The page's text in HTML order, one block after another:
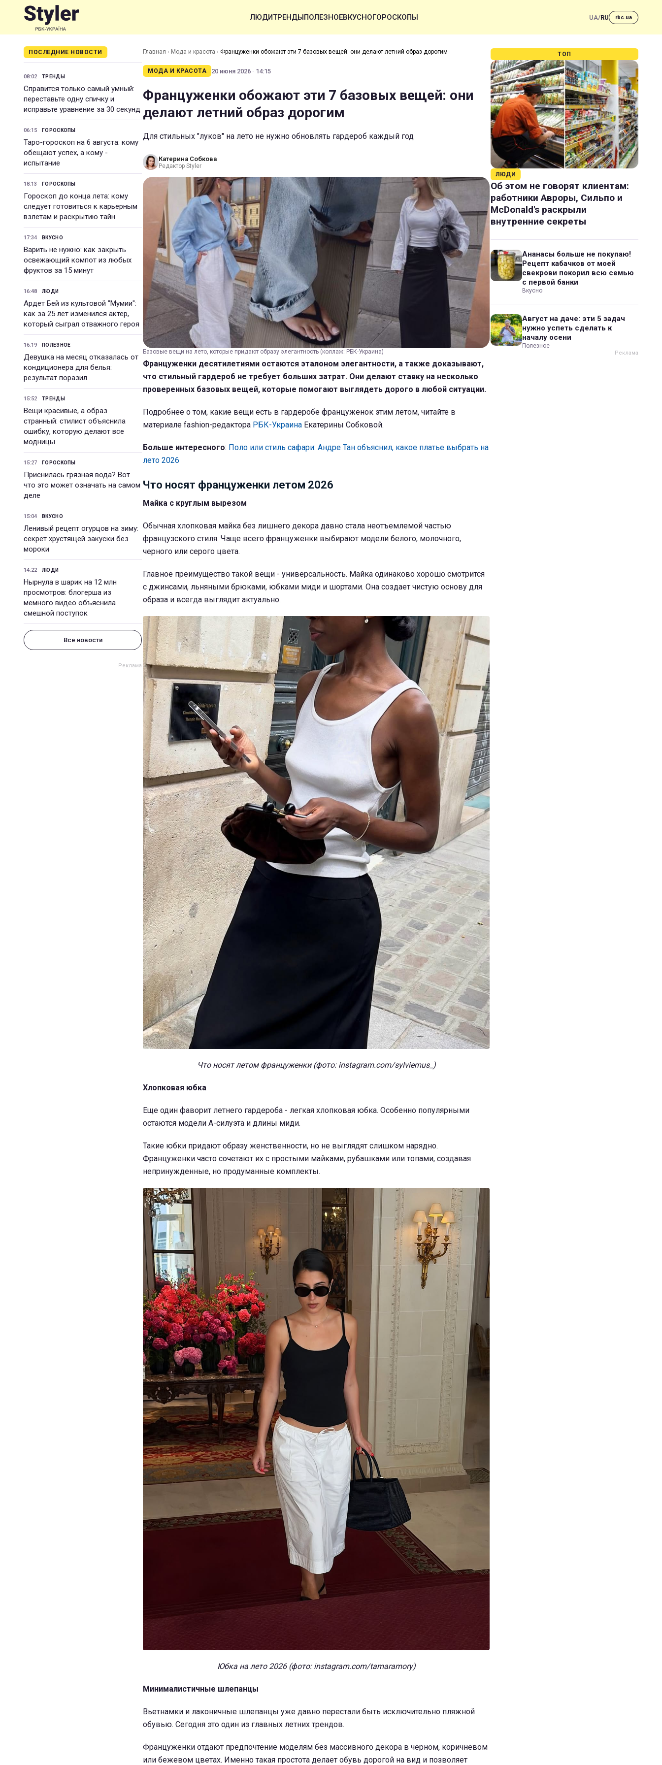
ЛЮДИТРЕНДЫПОЛЕЗНОЕВКУСНОГОРОСКОПЫ UA/RU rbc.ua
ПОСЛЕДНИЕ НОВОСТИ
08:02 ТРЕНДЫ
Справится только самый умный:
переставьте одну спичку и
исправьте уравнение за 30 секунд
06:15 ГОРОСКОПЫ
Таро-гороскоп на 6 августа: кому
обещают успех, а кому -
испытание
18:13 ГОРОСКОПЫ
Гороскоп до конца лета: кому
следует готовиться к карьерным
взлетам и раскрытию тайн
17:34 ВКУСНО
Варить не нужно: как закрыть
освежающий компот из любых
фруктов за 15 минут
16:48 ЛЮДИ
Ардет Бей из культовой "Мумии":
как за 25 лет изменился актер,
который сыграл отважного героя
16:19 ПОЛЕЗНОЕ
Девушка на месяц отказалась от
кондиционера для белья:
результат поразил
15:52 ТРЕНДЫ
Вещи красивые, а образ
странный: стилист объяснила
ошибку, которую делают все
модницы
15:27 ГОРОСКОПЫ
Приснилась грязная вода? Вот
что это может означать на самом
деле
15:04 ВКУСНО
Ленивый рецепт огурцов на зиму:
секрет хрустящей закуски без
мороки
14:22 ЛЮДИ
Нырнула в шарик на 12 млн
просмотров: блогерша из
мемного видео объяснила
смешной поступок
Все новости
Главная › Мода и красота › Француженки обожают эти 7 базовых вещей: они делают летний образ дорогим
МОДА И КРАСОТА 20 июня 2026 · 14:15
Француженки обожают эти 7 базовых вещей: они
делают летний образ дорогим
Для стильных "луков" на лето не нужно обновлять гардероб каждый год
Катерина Собкова
Редактор Styler
Базовые вещи на лето, которые придают образу элегантность (коллаж: РБК-Украина)
Француженки десятилетиями остаются эталоном элегантности, а также доказывают,
что стильный гардероб не требует больших затрат. Они делают ставку на несколько
проверенных базовых вещей, которые помогают выглядеть дорого в любой ситуации.
Подробнее о том, какие вещи есть в гардеробе француженок этим летом, читайте в
материале fashion-редактора РБК-Украина Екатерины Собковой.
Больше интересного: Поло или стиль сафари: Андре Тан объяснил, какое платье выбрать на
лето 2026
Что носят француженки летом 2026
Майка с круглым вырезом
Обычная хлопковая майка без лишнего декора давно стала неотъемлемой частью
французского стиля. Чаще всего француженки выбирают модели белого, молочного,
черного или серого цвета.
Главное преимущество такой вещи - универсальность. Майка одинаково хорошо смотрится
с джинсами, льняными брюками, юбками миди и шортами. Она создает чистую основу для
образа и всегда выглядит актуально.
Что носят летом француженки (фото: instagram.com/sylviemus_)
Хлопковая юбка
Еще один фаворит летнего гардероба - легкая хлопковая юбка. Особенно популярными
остаются модели А-силуэта и длины миди.
Такие юбки придают образу женственности, но не выглядят слишком нарядно.
Француженки часто сочетают их с простыми майками, рубашками или топами, создавая
непринужденные, но продуманные комплекты.
Юбка на лето 2026 (фото: instagram.com/tamaramory)
Минималистичные шлепанцы
Вьетнамки и лаконичные шлепанцы уже давно перестали быть исключительно пляжной
обувью. Сегодня это один из главных летних трендов.
Француженки отдают предпочтение моделям без массивного декора в черном, коричневом
или бежевом цветах. Именно такая простота делает обувь дорогой на вид и позволяет
ТОП
ЛЮДИ
Об этом не говорят клиентам:
работники Авроры, Сильпо и
McDonald's раскрыли
внутренние секреты
Ананасы больше не покупаю!
Рецепт кабачков от моей
свекрови покорил всю семью
с первой банки
Вкусно
Август на даче: эти 5 задач
нужно успеть сделать к
началу осени
Полезное